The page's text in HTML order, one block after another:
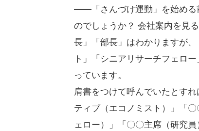
――「さんづけ運動」を始める
のでしょうか？ 会社案内を見
長」「部長」はわかりますが
ト」「シニアリサーチフェロ
っています。
肩書をつけて呼んでいたとす
ティブ（エコノミスト）」「
ェロー）」「〇〇主席（研究